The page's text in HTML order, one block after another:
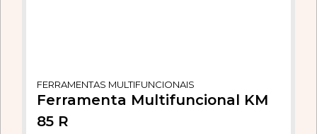
FERRAMENTAS MULTIFUNCIONAIS
Ferramenta Multifuncional KM
85 R